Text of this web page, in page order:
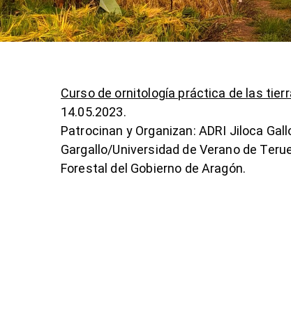
Curso de ornitología práctica de las
14.05.2023.
Patrocinan y Organizan: ADRI Jiloca
Gargallo/Universidad de Verano de
Forestal del Gobierno de Aragón.